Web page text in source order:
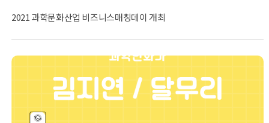
2021 과학문화산업 비즈니스매칭데이 개최